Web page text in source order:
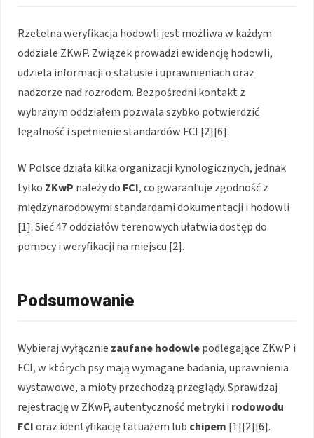
Rzetelna weryfikacja hodowli jest możliwa w każdym
oddziale ZKwP. Związek prowadzi ewidencję hodowli,
udziela informacji o statusie i uprawnieniach oraz
nadzorze nad rozrodem. Bezpośredni kontakt z
wybranym oddziałem pozwala szybko potwierdzić
legalność i spełnienie standardów FCI [2][6].
W Polsce działa kilka organizacji kynologicznych, jednak
tylko ZKwP należy do FCI, co gwarantuje zgodność z
międzynarodowymi standardami dokumentacji i hodowli
[1]. Sieć 47 oddziałów terenowych ułatwia dostęp do
pomocy i weryfikacji na miejscu [2].
Podsumowanie
Wybieraj wyłącznie zaufane hodowlepodlegające ZKwP i
FCI, w których psy mają wymagane badania, uprawnienia
wystawowe, a mioty przechodzą przeglądy. Sprawdzaj
rejestrację w ZKwP, autentyczność metryki i rodowodu
FCIoraz identyfikację tatuażem lub chipem [1][2][6].